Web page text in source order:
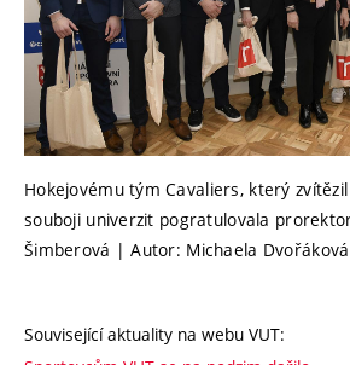
Hokejovému tým Cavaliers, který
souboji univerzit pogratulovala
Šimberová | Autor: Michaela Dvořáková
Související aktuality na webu VUT: